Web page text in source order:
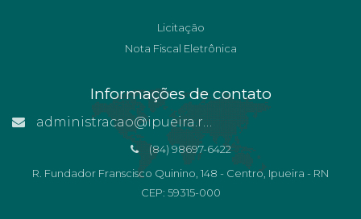
Licitação
Nota Fiscal Eletrônica
Informações de contato
administracao@ipueira.rn.gov.br
(84) 98697-6422
R. Fundador Franscisco Quinino, 148 - Centro, Ipueira - RN
CEP: 59315-000